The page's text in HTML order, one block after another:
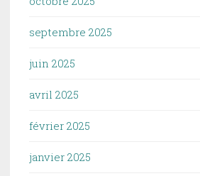
septembre 2025
juin 2025
avril 2025
février 2025
janvier 2025